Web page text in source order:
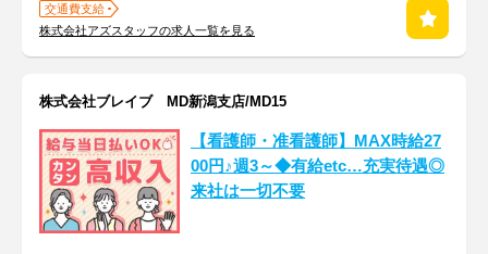
交通費支給
株式会社アズスタッフの求人一覧を見る
株式会社ブレイブ MD新潟支店/MD15
【看護師・准看護師】MAX時給27
00円♪週3～◆有給etc…充実待遇◎
来社は一切不要